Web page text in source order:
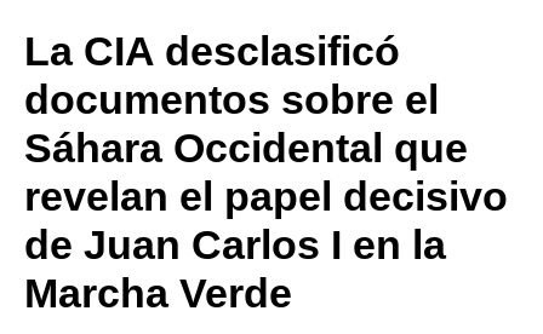
La CIA desclasificó
documentos sobre el
Sáhara Occidental que
revelan el papel decisivo
de Juan Carlos I en la
Marcha Verde